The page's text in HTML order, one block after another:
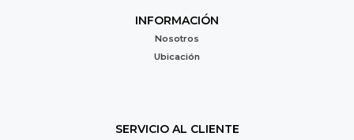
INFORMACIÓN
Nosotros
Ubicación
SERVICIO AL CLIENTE